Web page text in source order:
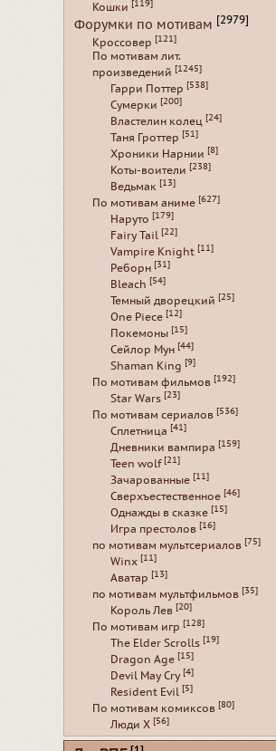
Кошки [119]
Форумки по мотивам [2979]
Кроссовер [121]
По мотивам лит.
произведений [1245]
Гарри Поттер [538]
Сумерки [200]
Властелин колец [24]
Таня Гроттер [51]
Хроники Нарнии [8]
Коты-воители [238]
Ведьмак [13]
По мотивам аниме [627]
Наруто [179]
Fairy Tail [22]
Vampire Knight [11]
Реборн [31]
Bleach [54]
Темный дворецкий [25]
One Piece [12]
Покемоны [15]
Сейлор Мун [44]
Shaman King [9]
По мотивам фильмов [192]
Star Wars [23]
По мотивам сериалов [536]
Сплетница [41]
Дневники вампира [159]
Teen wolf [21]
Зачарованные [11]
Сверхъестественное [46]
Однажды в сказке [15]
Игра престолов [16]
по мотивам мультсериалов [75]
Winx [11]
Аватар [13]
по мотивам мультфильмов [35]
Король Лев [20]
По мотивам игр [128]
The Elder Scrolls [19]
Dragon Age [15]
Devil May Cry [4]
Resident Evil [5]
По мотивам комиксов [80]
Люди Х [56]